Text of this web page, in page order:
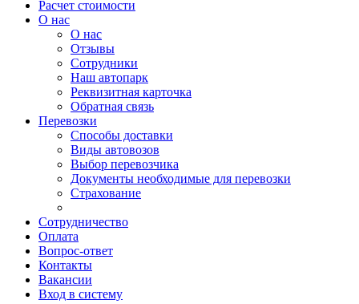
Расчет стоимости
О нас
О нас
Отзывы
Сотрудники
Наш автопарк
Реквизитная карточка
Обратная связь
Перевозки
Способы доставки
Виды автовозов
Выбор перевозчика
Документы необходимые для перевозки
Страхование
Сотрудничество
Оплата
Вопрос-ответ
Контакты
Вакансии
Вход в систему